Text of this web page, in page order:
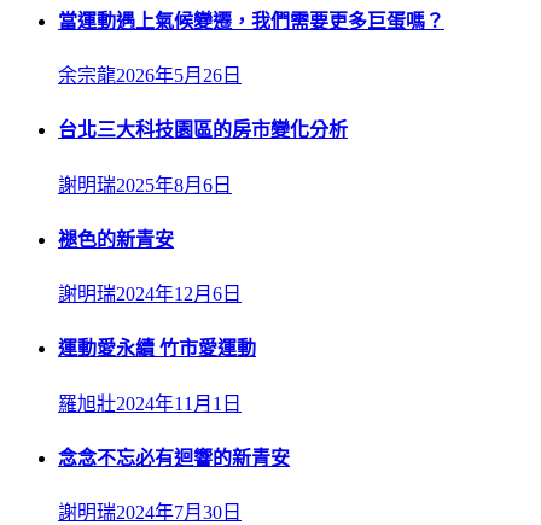
當運動遇上氣候變遷，我們需要更多巨蛋嗎？
余宗龍2026年5月26日
台北三大科技園區的房市變化分析
謝明瑞2025年8月6日
褪色的新青安
謝明瑞2024年12月6日
運動愛永續 竹市愛運動
羅旭壯2024年11月1日
念念不忘必有迴響的新青安
謝明瑞2024年7月30日